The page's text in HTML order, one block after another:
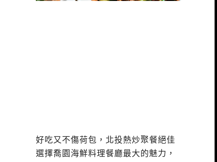
好吃又不傷荷包，北投熱炒聚餐絕佳
選擇喬園海鮮料理餐廳最大的魅力，